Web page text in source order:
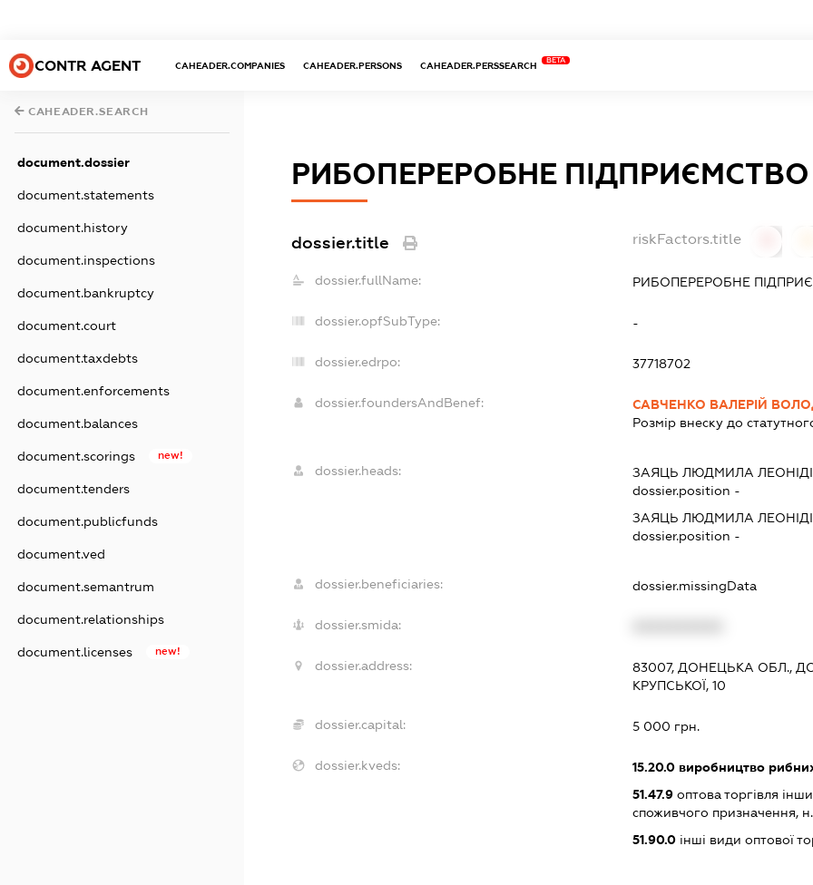
CONTR AGENT CAHEADER.COMPANIES CAHEADER.PERSONS CAHEADER.PERSSEARCH
BETA
CAHEADER.SEARCH
document.dossier
document.statements
document.history
document.inspections
document.bankruptcy
document.court
document.taxdebts
document.enforcements
document.balances
document.scorings new!
document.tenders
document.publicfunds
document.ved
document.semantrum
document.relationships
document.licenses new!
РИБОПЕРЕРОБНЕ ПІДПРИЄМСТВО
dossier.title riskFactors.title
dossier.fullName: РИБОПЕРЕРОБНЕ
dossier.opfSubType: -
dossier.edrpo: 37718702
dossier.foundersAndBenef:
САВЧЕНКО ВАЛЕРІЙ
Розмір внеску до
dossier.heads: ЗАЯЦЬ ЛЮДМИЛА
dossier.position -
ЗАЯЦЬ ЛЮДМИЛА
dossier.position -
dossier.beneficiaries: dossier.missingData
dossier.smida:
dossier.address:
83007, ДОНЕЦЬКА ОБЛ.,
КРУПСЬКОЇ, 10
dossier.capital: 5 000 грн.
dossier.kveds: 15.20.0 виробництво
51.47.9 оптова торгівля
споживчого призначення, н.
51.90.0 інші види оптової